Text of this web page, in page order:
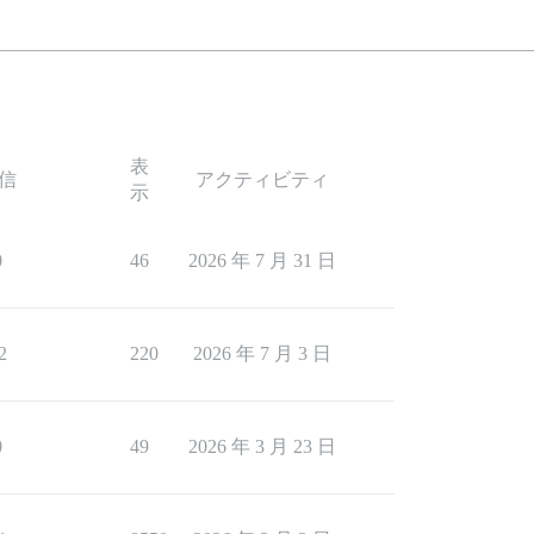
表
示
アクティビティ
46 2026 年 7 月 31 日
220 2026 年 7 月 3 日
49 2026 年 3 月 23 日